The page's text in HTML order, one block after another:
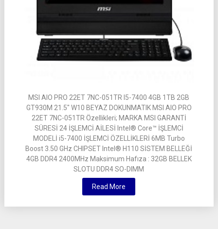
MSI AIO PRO 22ET 7NC-051TR I5-7400 4GB 1TB 2GB
GT930M 21.5″ W10 BEYAZ DOKUNMATIK MSI AIO PRO
22ET 7NC-051TR Özellikleri; MARKA MSI GARANTİ
SÜRESİ 24 İŞLEMCİ AİLESİ Intel® Core™ İŞLEMCİ
MODELİ i5-7400 İŞLEMCİ ÖZELLİKLERİ 6MB Turbo
Boost 3.50 GHz CHIPSET Intel® H110 SİSTEM BELLEĞİ
4GB DDR4 2400MHz Maksimum Hafıza : 32GB BELLEK
SLOTU DDR4 SO-DIMM
Read More